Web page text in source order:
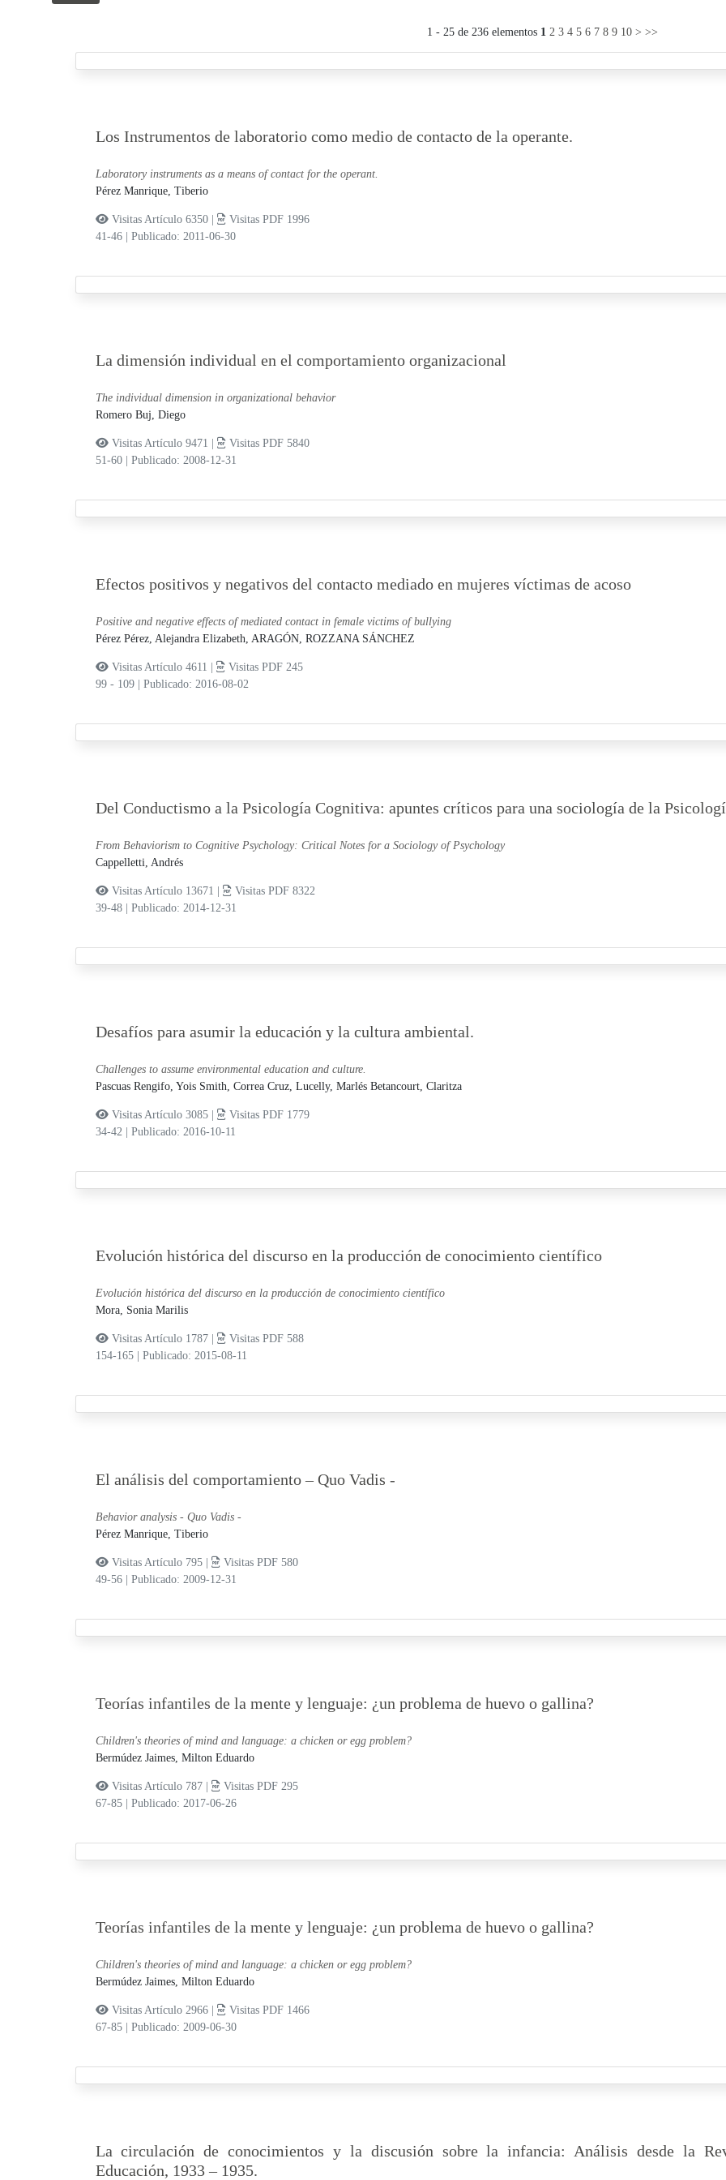
1 - 25 de 236 elementos 1 2 3 4 5 6 7 8 9 10 > >>
Los Instrumentos de laboratorio como medio de contacto de la operante.
Laboratory instruments as a means of contact for the operant.
Pérez Manrique, Tiberio
Visitas Artículo 6350 |
Visitas PDF 1996
41-46
Publicado: 2011-06-30
La dimensión individual en el comportamiento organizacional
The individual dimension in organizational behavior
Romero Buj, Diego
Visitas Artículo 9471 |
Visitas PDF 5840
51-60
Publicado: 2008-12-31
Efectos positivos y negativos del contacto mediado en mujeres víctimas de acoso
Positive and negative effects of mediated contact in female victims of bullying
Pérez Pérez, Alejandra Elizabeth, ARAGÓN, ROZZANA SÁNCHEZ
Visitas Artículo 4611 |
Visitas PDF 245
99 - 109
Publicado: 2016-08-02
Del Conductismo a la Psicología Cognitiva: apuntes críticos para una sociología de la
From Behaviorism to Cognitive Psychology: Critical Notes for a Sociology of Psychology
Cappelletti, Andrés
Visitas Artículo 13671 |
Visitas PDF 8322
39-48
Publicado: 2014-12-31
Desafíos para asumir la educación y la cultura ambiental.
Challenges to assume environmental education and culture.
Pascuas Rengifo, Yois Smith, Correa Cruz, Lucelly, Marlés Betancourt, Claritza
Visitas Artículo 3085 |
Visitas PDF 1779
34-42
Publicado: 2016-10-11
Evolución histórica del discurso en la producción de conocimiento científico
Evolución histórica del discurso en la producción de conocimiento científico
Mora, Sonia Marilis
Visitas Artículo 1787 |
Visitas PDF 588
154-165
Publicado: 2015-08-11
El análisis del comportamiento – Quo Vadis -
Behavior analysis - Quo Vadis -
Pérez Manrique, Tiberio
Visitas Artículo 795 |
Visitas PDF 580
49-56
Publicado: 2009-12-31
Teorías infantiles de la mente y lenguaje: ¿un problema de huevo o gallina?
Children's theories of mind and language: a chicken or egg problem?
Bermúdez Jaimes, Milton Eduardo
Visitas Artículo 787 |
Visitas PDF 295
67-85
Publicado: 2017-06-26
Teorías infantiles de la mente y lenguaje: ¿un problema de huevo o gallina?
Children's theories of mind and language: a chicken or egg problem?
Bermúdez Jaimes, Milton Eduardo
Visitas Artículo 2966 |
Visitas PDF 1466
67-85
Publicado: 2009-06-30
La circulación de conocimientos y la discusión sobre la infancia: Análisis desde la
Educación, 1933 – 1935.